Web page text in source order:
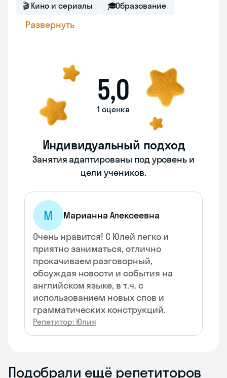
🎬 Кино и сериалы 🎓Образование
Развернуть
5,0
1 оценка
Индивидуальный подход
Занятия адаптированы под уровень и
цели учеников.
М
Марианна Алексеевна
Очень нравится! С Юлей легко и
приятно заниматься, отлично
прокачиваем разговорный,
обсуждая новости и события на
английском языке, в т.ч. с
использованием новых слов и
грамматических конструкций.
Репетитор: Юлия
Подобрали ещё репетиторов